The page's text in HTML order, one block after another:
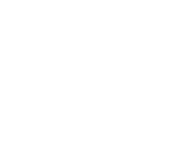
uma pequena exceção: os triptanos
aguda. No entanto, se as crises são
como na enxaqueca, mas os